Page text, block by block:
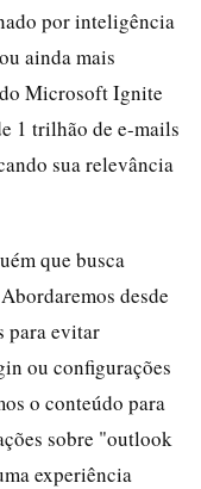
por inteligência
ainda mais
Microsoft Ignite
1 trilhão de e-mails
sua relevância
que busca
desde
para evitar
ou configurações
o conteúdo para
sobre "outlook
experiência